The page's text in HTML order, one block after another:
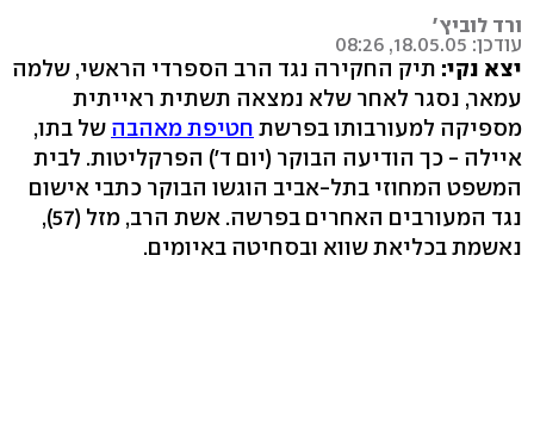
ורד לוביץ'
עודכן: 18.05.05, 08:26
יצא נקי: תיק החקירה נגד הרב הספרדי הראשי, שלמה
עמאר, נסגר לאחר שלא נמצאה תשתית ראייתית
מספיקה למעורבותו בפרשת חטיפת מאהבה של בתו,
איילה - כך הודיעה הבוקר (יום ד') הפרקליטות. לבית
המשפט המחוזי בתל-אביב הוגשו הבוקר כתבי אישום
נגד המעורבים האחרים בפרשה. אשת הרב, מזל (57),
נאשמת בכליאת שווא ובסחיטה באיומים.